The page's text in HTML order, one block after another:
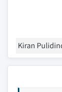
Kiran